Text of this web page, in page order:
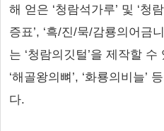
해 얻은 ‘청람석가루’ 및 ‘청
증표’, ‘흑/진/묵/감룡의어금
는 ‘청람의깃털’을 제작할
‘해골왕의뼈’, ‘화룡의비늘’
다.